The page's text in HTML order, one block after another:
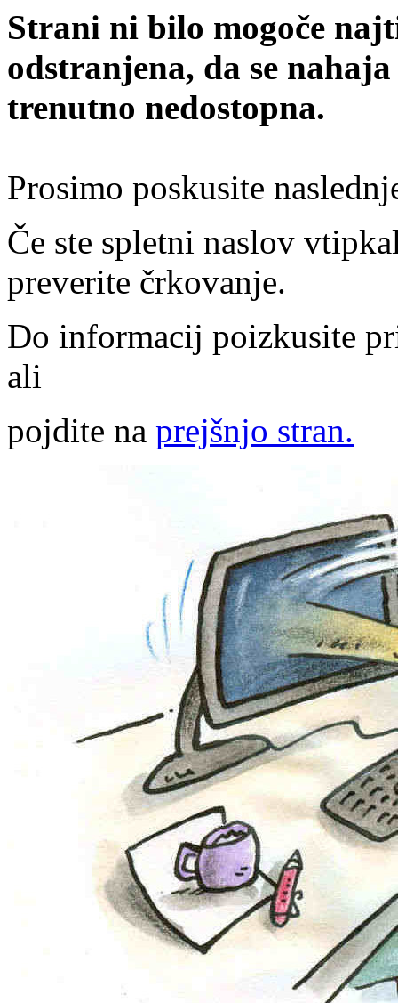
Strani ni bilo mogoče
odstranjena, da se
trenutno nedostopna.
Prosimo poskusite
Če ste spletni naslov
preverite črkovanje.
Do informacij poizkusite
ali
pojdite na prejšnjo stran.